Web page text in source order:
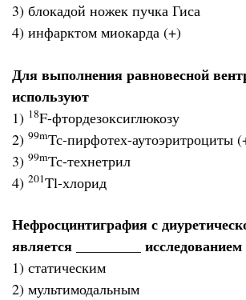
3) блокадой ножек пучка Гиса
4) инфарктом миокарда (+)
Для выполнения равновесной
используют
1) 18F-фтордезоксиглюкозу
2) 99mТс-пирфотех-аутоэритроциты
3) 99mТс-технетрил
4) 201Tl-хлорид
Нефросцинтиграфия с
является _________ исследованием
1) статическим
2) мультимодальным